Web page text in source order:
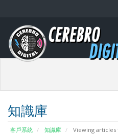
知識庫
客戶系統 知識庫 Viewing articles